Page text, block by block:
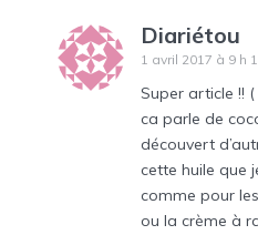
Diariétou
1 avril 2017 à 9 h
Super article !!
ca parle de
découvert
cette huile que
comme pour
ou la crème à